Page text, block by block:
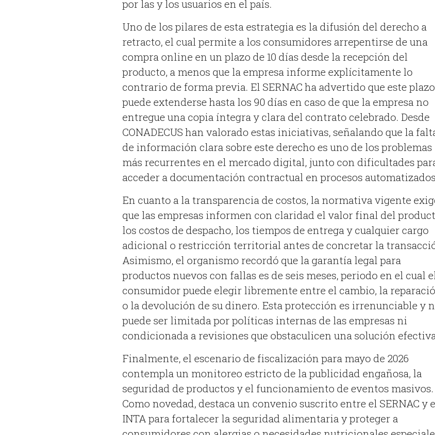
por las y los usuarios en el país.
Uno de los pilares de esta estrategia es la difusión del derecho a
retracto, el cual permite a los consumidores arrepentirse de una
compra online en un plazo de 10 días desde la recepción del
producto, a menos que la empresa informe explícitamente lo
contrario de forma previa. El SERNAC ha advertido que este plazo
puede extenderse hasta los 90 días en caso de que la empresa no
entregue una copia íntegra y clara del contrato celebrado. Desde
CONADECUS han valorado estas iniciativas, señalando que la
de información clara sobre este derecho es uno de los problemas
más recurrentes en el mercado digital, junto con dificultades
acceder a documentación contractual en procesos automatizados
En cuanto a la transparencia de costos, la normativa vigente
que las empresas informen con claridad el valor final del
los costos de despacho, los tiempos de entrega y cualquier cargo
adicional o restricción territorial antes de concretar la
Asimismo, el organismo recordó que la garantía legal para
productos nuevos con fallas es de seis meses, periodo en el cual
consumidor puede elegir libremente entre el cambio, la
o la devolución de su dinero. Esta protección es irrenunciable y
puede ser limitada por políticas internas de las empresas ni
condicionada a revisiones que obstaculicen una solución
Finalmente, el escenario de fiscalización para mayo de 2026
contempla un monitoreo estricto de la publicidad engañosa, la
seguridad de productos y el funcionamiento de eventos masivos.
Como novedad, destaca un convenio suscrito entre el SERNAC y
INTA para fortalecer la seguridad alimentaria y proteger a